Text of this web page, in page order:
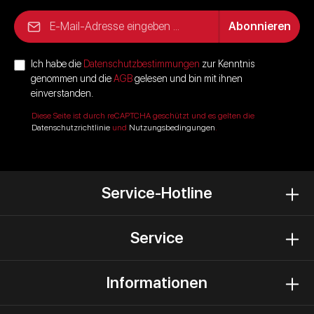
E-Mail-Adresse*
Abonnieren
Ich habe die Datenschutzbestimmungen zur Kenntnis
genommen und dieAGBgelesen und bin mit ihnen
einverstanden.
Diese Seite ist durch reCAPTCHA geschützt und es gelten die
Datenschutzrichtlinie und Nutzungsbedingungen.
Service-Hotline
Service
Informationen